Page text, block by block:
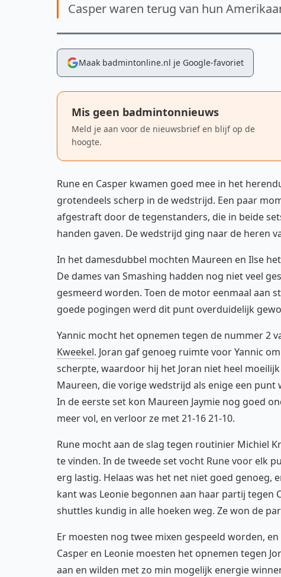
Casper waren terug van hun
Maak badmintonline.nl je Google-favoriet
Mis geen badmintonnieuws
Meld je aan voor de nieuwsbrief en blijf op de
hoogte.
Rune en Casper kwamen goed mee in het
grotendeels scherp in de wedstrijd. Een paar
afgestraft door de tegenstanders, die in beide
handen gaven. De wedstrijd ging naar de heren
In het damesdubbel mochten Maureen en Ilse
De dames van Smashing hadden nog niet veel
gesmeerd worden. Toen de motor eenmaal aan
goede pogingen werd dit punt overduidelijk
Yannic mocht het opnemen tegen de nummer 2
Kweekel. Joran gaf genoeg ruimte voor Yannic
scherpte, waardoor hij het Joran niet heel
Maureen, die vorige wedstrijd als enige een
In de eerste set kon Maureen Jaymie nog goed
meer vol, en verloor ze met 21-16 21-10.
Rune mocht aan de slag tegen routinier Michiel
te vinden. In de tweede set vocht Rune voor elk
erg lastig. Helaas was het net niet goed genoeg,
kant was Leonie begonnen aan haar partij tegen
shuttles kundig in alle hoeken weg. Ze won de
Er moesten nog twee mixen gespeeld worden,
Casper en Leonie moesten het opnemen tegen
aan en wilden met zo min mogelijk energie